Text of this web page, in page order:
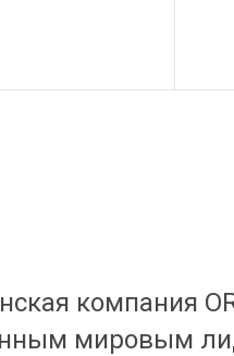
компания
мировым